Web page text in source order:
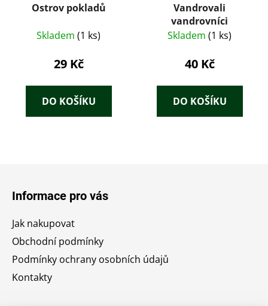
Ostrov pokladů
Skladem (1 ks)
29 Kč
DO KOŠÍKU
Vandrovali
vandrovníci
Skladem (1 ks)
40 Kč
DO KOŠÍKU
Informace pro vás
Jak nakupovat
Obchodní podmínky
Podmínky ochrany osobních údajů
Kontakty